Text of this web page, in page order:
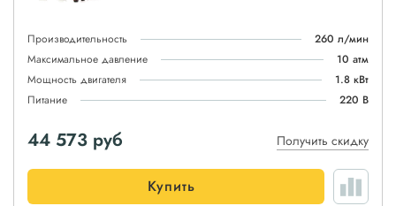
Производительность
260 л/мин
Максимальное давление
10 атм
Мощность двигателя
1.8 кВт
Питание
220 В
44 573 руб Получить скидку
Купить